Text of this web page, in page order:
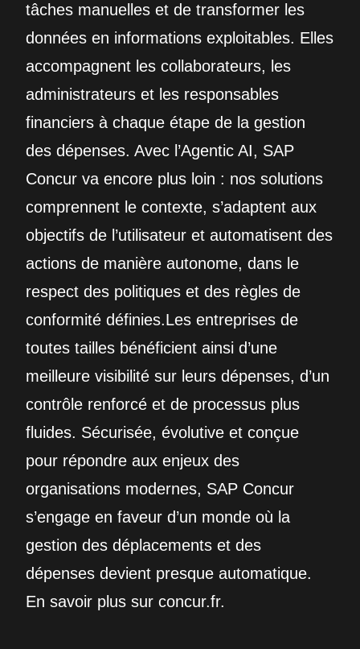
tâches manuelles et de transformer les
données en informations exploitables. Elles
accompagnent les collaborateurs, les
administrateurs et les responsables
financiers à chaque étape de la gestion
des dépenses. Avec l’Agentic AI, SAP
Concur va encore plus loin : nos solutions
comprennent le contexte, s’adaptent aux
objectifs de l’utilisateur et automatisent des
actions de manière autonome, dans le
respect des politiques et des règles de
conformité définies.Les entreprises de
toutes tailles bénéficient ainsi d’une
meilleure visibilité sur leurs dépenses, d’un
contrôle renforcé et de processus plus
fluides. Sécurisée, évolutive et conçue
pour répondre aux enjeux des
organisations modernes, SAP Concur
s’engage en faveur d’un monde où la
gestion des déplacements et des
dépenses devient presque automatique.
En savoir plus sur concur.fr.